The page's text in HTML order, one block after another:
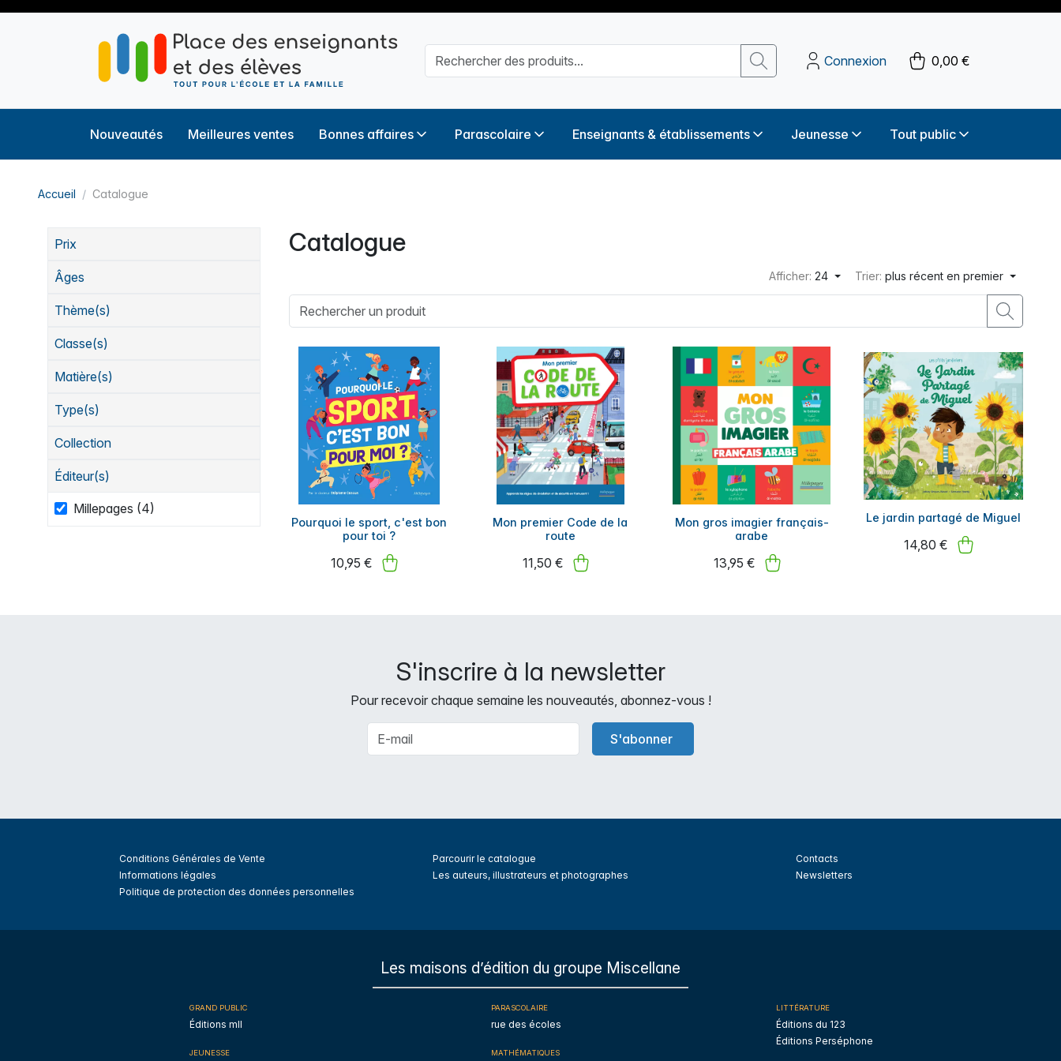
Connexion 0,00 €
Nouveautés Meilleures ventes Bonnes affaires Parascolaire Enseignants & établissements Jeunesse Tout public
Accueil Catalogue
Prix
Âges
Thème(s)
Classe(s)
Matière(s)
Type(s)
Collection
Éditeur(s)
Millepages (4)
Catalogue
Afficher:24 Trier:plus récent en premier
Pourquoi le sport, c'est bon
pour toi ?
10,95 €
Mon premier Code de la
route
11,50 €
Mon gros imagier français-
arabe
13,95 €
Le jardin partagé de Miguel
14,80 €
S'inscrire à la newsletter
Pour recevoir chaque semaine les nouveautés, abonnez-vous !
S'abonner
Conditions Générales de Vente
Informations légales
Politique de protection des données personnelles
Parcourir le catalogue
Les auteurs, illustrateurs et photographes
Contacts
Newsletters
Les maisons d’édition du groupe Miscellane
GRAND PUBLIC
Éditions mll
JEUNESSE
PARASCOLAIRE
rue des écoles
MATHÉMATIQUES
LITTÉRATURE
Éditions du 123
Éditions Perséphone